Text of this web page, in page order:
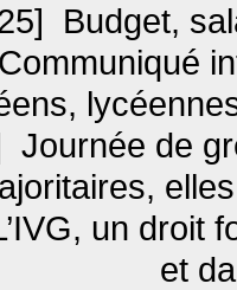
Budget,
Communiqué
Journée de
un droit
et